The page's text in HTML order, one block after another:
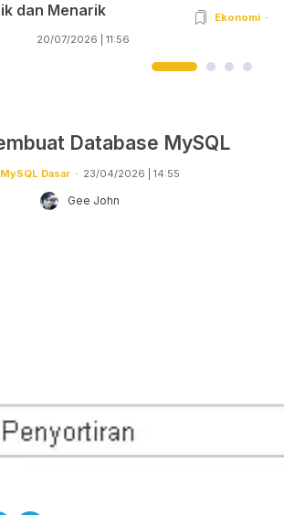
dan Menarik
20/07/2026 | 11:56
Ekonomi
Database MySQL
MySQL Dasar 23/04/2026 | 14:55
Gee John